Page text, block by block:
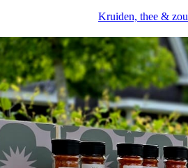
Kruiden, thee &